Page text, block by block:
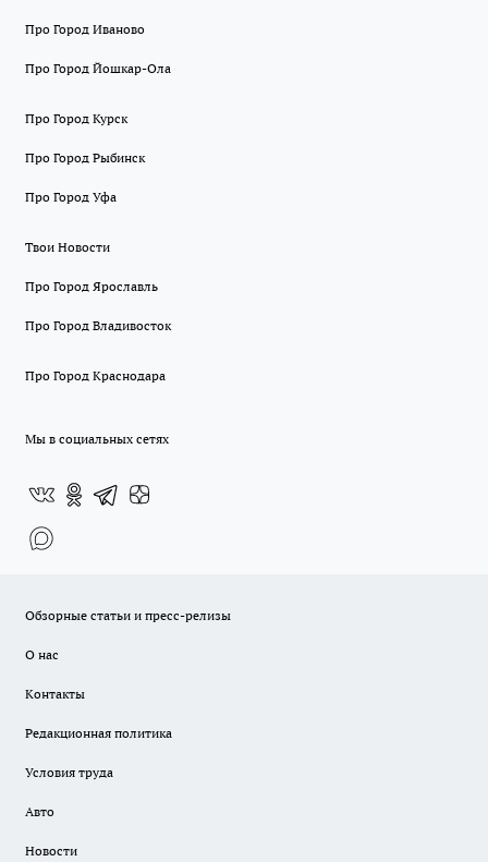
Про Город Иваново
Про Город Йошкар-Ола
Про Город Курск
Про Город Рыбинск
Про Город Уфа
Твои Новости
Про Город Ярославль
Про Город Владивосток
Про Город Краснодара
Мы в социальных сетях
Обзорные статьи и пресс-релизы
О нас
Контакты
Редакционная политика
Условия труда
Авто
Новости